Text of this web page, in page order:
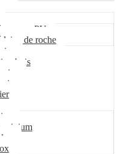
mousse PU
laine de roche
bois